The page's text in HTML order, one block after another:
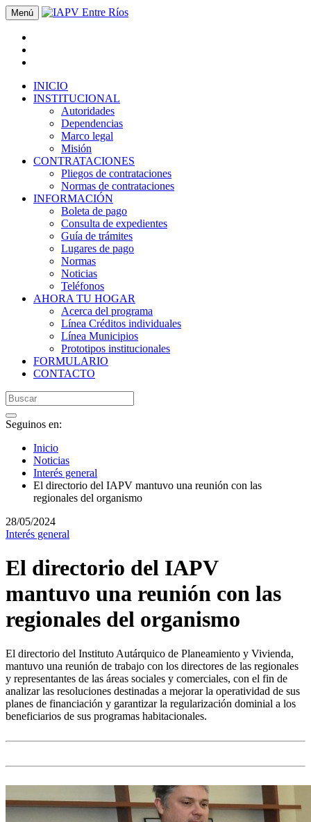
Menú
INICIO
INSTITUCIONAL
Autoridades
Dependencias
Marco legal
Misión
CONTRATACIONES
Pliegos de contrataciones
Normas de contrataciones
INFORMACIÓN
Boleta de pago
Consulta de expedientes
Guía de trámites
Lugares de pago
Normas
Noticias
Teléfonos
AHORA TU HOGAR
Acerca del programa
Línea Créditos individuales
Línea Municipios
Prototipos institucionales
FORMULARIO
CONTACTO
Seguinos en:
Inicio
Noticias
Interés general
El directorio del IAPV mantuvo una reunión con las
regionales del organismo
28/05/2024
Interés general
El directorio del IAPV
mantuvo una reunión con las
regionales del organismo
El directorio del Instituto Autárquico de Planeamiento y Vivienda,
mantuvo una reunión de trabajo con los directores de las regionales
y representantes de las áreas sociales y comerciales, con el fin de
analizar las resoluciones destinadas a mejorar la operatividad de sus
planes de financiación y garantizar la regularización dominial a los
beneficiarios de sus programas habitacionales.